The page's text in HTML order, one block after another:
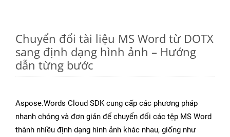
Chuyển đổi tài liệu MS Word từ DOTX
sang định dạng hình ảnh – Hướng
dẫn từng bước
Aspose.Words Cloud SDK cung cấp các phương pháp
nhanh chóng và đơn giản để chuyển đổi các tệp MS Word
thành nhiều định dạng hình ảnh khác nhau, giống như